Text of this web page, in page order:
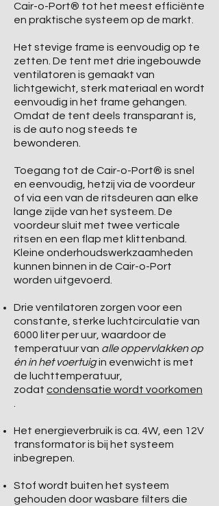
Cair-o-Port® tot het meest efficiënte
en praktische systeem op de markt.
Het stevige frame is eenvoudig op te
zetten. De tent met drie ingebouwde
ventilatoren is gemaakt van
lichtgewicht, sterk materiaal en wordt
eenvoudig in het frame gehangen.
Omdat de tent deels transparant is,
is de auto nog steeds te
bewonderen.
Toegang tot de Cair-o-Port® is snel
en eenvoudig, hetzij via de voordeur
of via een van de ritsdeuren aan elke
lange zijde van het systeem. De
voordeur sluit met twee verticale
ritsen en een flap met klittenband.
Kleine onderhoudswerkzaamheden
kunnen binnen in de Cair-o-Port
worden uitgevoerd.
Drie ventilatoren zorgen voor een
constante, sterke luchtcirculatie van
6000 liter per uur, waardoor de
temperatuur van alle oppervlakken op
én in het voertuigin evenwicht is met
de luchttemperatuur,
zodat condensatie wordt voorkomen
Het energieverbruik is ca. 4W, een 12V
transformator is bij het systeem
inbegrepen.
Stof wordt buiten het systeem
gehouden door wasbare filters die